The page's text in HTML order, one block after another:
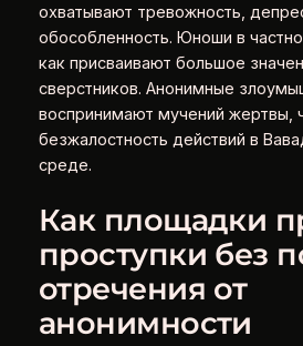
охватывают тревожность,
обособленность. Юноши в
как присваивают большое
сверстников. Анонимные
воспринимают мучений жертвы,
безжалостность действий в
среде.
Как площадки
проступки без
отречения от
анонимности